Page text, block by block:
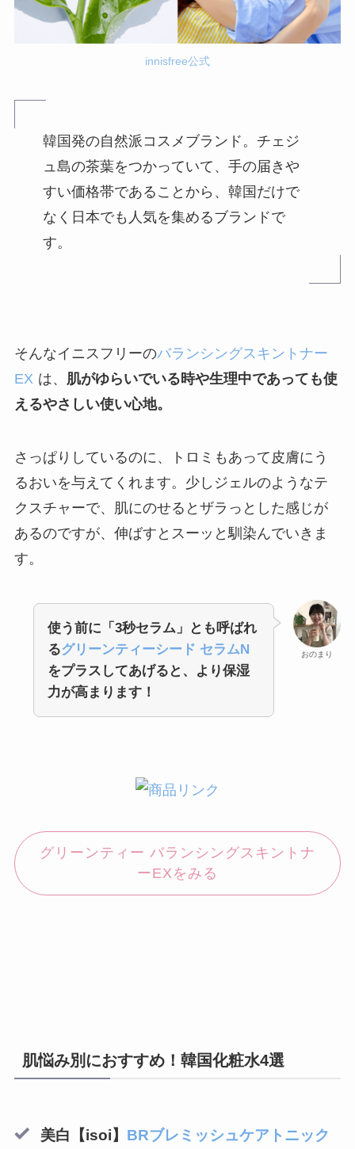
innisfree公式
韓国発の自然派コスメブランド。チェジ
ュ島の茶葉をつかっていて、手の届きや
すい価格帯であることから、韓国だけで
なく日本でも人気を集めるブランドで
す。
そんなイニスフリーのバランシングスキントナー
EX は、
肌がゆらいでいる時や生理中であっても使
えるやさしい使い心地。
さっぱりしているのに、トロミもあって皮膚にう
るおいを与えてくれます。少しジェルのようなテ
クスチャーで、肌にのせるとザラっとした感じが
あるのですが、伸ばすとスーッと馴染んでいきま
す。
おのまり
使う前に「3秒セラム」とも呼ばれ
るグリーンティーシード セラムN
をプラスしてあげると、より保湿
力が高まります！
グリーンティー バランシングスキントナ
ーEXをみる
肌悩み別におすすめ！韓国化粧水4選
美白【isoi】 BRブレミッシュケアトニック